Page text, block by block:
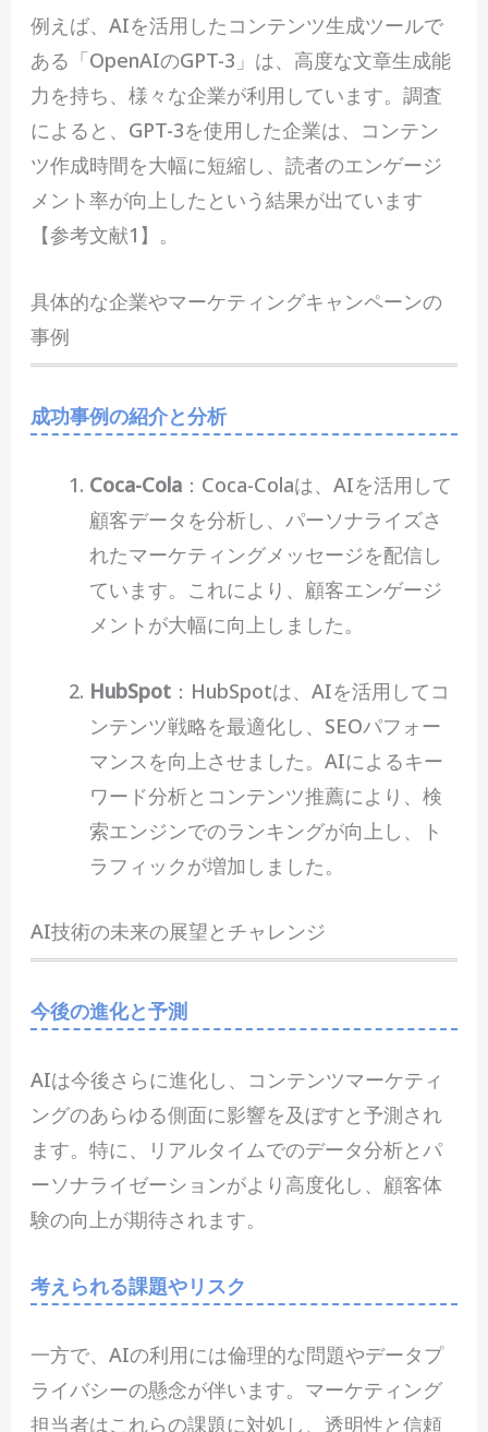
例えば、AIを活用したコンテンツ生成ツールで
ある「OpenAIのGPT-3」は、高度な文章生成能
力を持ち、様々な企業が利用しています。調査
によると、GPT-3を使用した企業は、コンテン
ツ作成時間を大幅に短縮し、読者のエンゲージ
メント率が向上したという結果が出ています
【参考文献1】。
具体的な企業やマーケティングキャンペーンの
事例
成功事例の紹介と分析
Coca-Cola：Coca-Colaは、AIを活用して
顧客データを分析し、パーソナライズさ
れたマーケティングメッセージを配信し
ています。これにより、顧客エンゲージ
メントが大幅に向上しました。
HubSpot：HubSpotは、AIを活用してコ
ンテンツ戦略を最適化し、SEOパフォー
マンスを向上させました。AIによるキー
ワード分析とコンテンツ推薦により、検
索エンジンでのランキングが向上し、ト
ラフィックが増加しました。
AI技術の未来の展望とチャレンジ
今後の進化と予測
AIは今後さらに進化し、コンテンツマーケティ
ングのあらゆる側面に影響を及ぼすと予測され
ます。特に、リアルタイムでのデータ分析とパ
ーソナライゼーションがより高度化し、顧客体
験の向上が期待されます。
考えられる課題やリスク
一方で、AIの利用には倫理的な問題やデータプ
ライバシーの懸念が伴います。マーケティング
担当者はこれらの課題に対処し、透明性と信頼